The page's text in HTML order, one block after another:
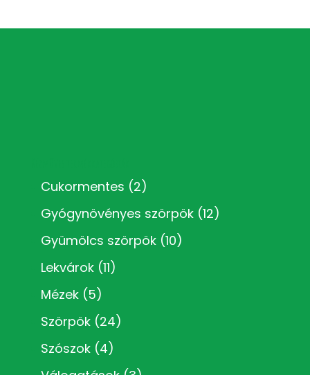
Cukormentes (2)
Gyógynövényes szörpök (12)
Gyümölcs szörpök (10)
Lekvárok (11)
Mézek (5)
Szörpök (24)
Szószok (4)